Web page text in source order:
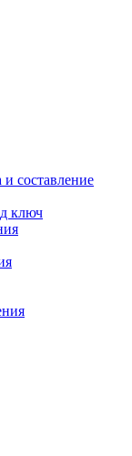
составление
ключ